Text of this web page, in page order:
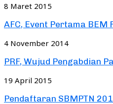
8 Maret 2015
AFC, Event Pertama BEM
4 November 2014
PRF, Wujud Pengabdian
19 April 2015
Pendaftaran SBMPTN